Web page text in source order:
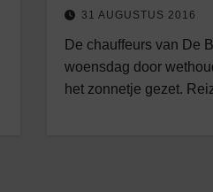
31 AUGUSTUS 2016
De chauffeurs van De
woensdag door
het zonnetje gezet.